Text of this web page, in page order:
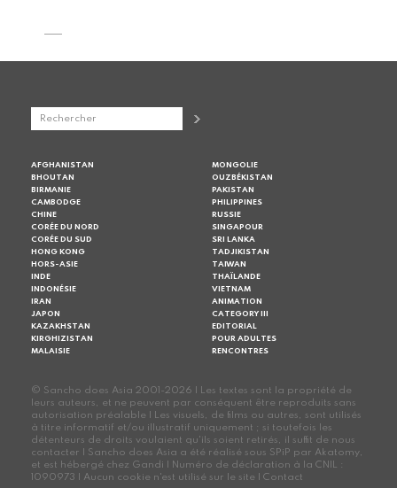
AFGHANISTAN
BHOUTAN
BIRMANIE
CAMBODGE
CHINE
CORÉE DU NORD
CORÉE DU SUD
HONG KONG
HORS-ASIE
INDE
INDONÉSIE
IRAN
JAPON
KAZAKHSTAN
KIRGHIZISTAN
MALAISIE
MONGOLIE
OUZBÉKISTAN
PAKISTAN
PHILIPPINES
RUSSIE
SINGAPOUR
SRI LANKA
TADJIKISTAN
TAIWAN
THAÏLANDE
VIETNAM
ANIMATION
CATEGORY III
EDITORIAL
POUR ADULTES
RENCONTRES
© Sancho does Asia 2001-2026 | Les textes sont la propriété de
leurs auteurs, et ne peuvent par conséquent être reproduits sans
autorisation préalable | Les visuels, de films ou autres, sont utilisés
à titre informatif et/ou illustratif uniquement ; si toutefois les
détenteurs de droits voulaient qu'ils soient retirés, il suffit de nous
contacter | Sancho does Asia a été réalisé sous SPiP par Akatomy,
et est hébergé chez Gandi | Numéro de déclaration à la CNIL :
1090973 | Aucun cookie n'est utilisé sur le site | Contact